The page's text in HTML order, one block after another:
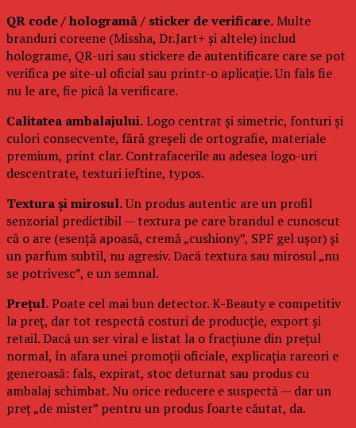
QR code / hologramă / sticker de verificare.Multe
branduri coreene (Missha, Dr.Jart+ și altele) includ
holograme, QR-uri sau stickere de autentificare care se pot
verifica pe site-ul oficial sau printr-o aplicație. Un fals fie
nu le are, fie pică la verificare.
Calitatea ambalajului.Logo centrat și simetric, fonturi și
culori consecvente, fără greșeli de ortografie, materiale
premium, print clar. Contrafacerile au adesea logo-uri
descentrate, texturi ieftine, typos.
Textura și mirosul.Un produs autentic are un profil
senzorial predictibil — textura pe care brandul e cunoscut
că o are (esență apoasă, cremă „cushiony”, SPF gel ușor) și
un parfum subtil, nu agresiv. Dacă textura sau mirosul „nu
se potrivesc”, e un semnal.
Prețul.Poate cel mai bun detector. K-Beauty e competitiv
la preț, dar tot respectă costuri de producție, export și
retail. Dacă un ser viral e listat la o fracțiune din prețul
normal, în afara unei promoții oficiale, explicația rareori e
generoasă: fals, expirat, stoc deturnat sau produs cu
ambalaj schimbat. Nu orice reducere e suspectă — dar un
preț „de mister” pentru un produs foarte căutat, da.